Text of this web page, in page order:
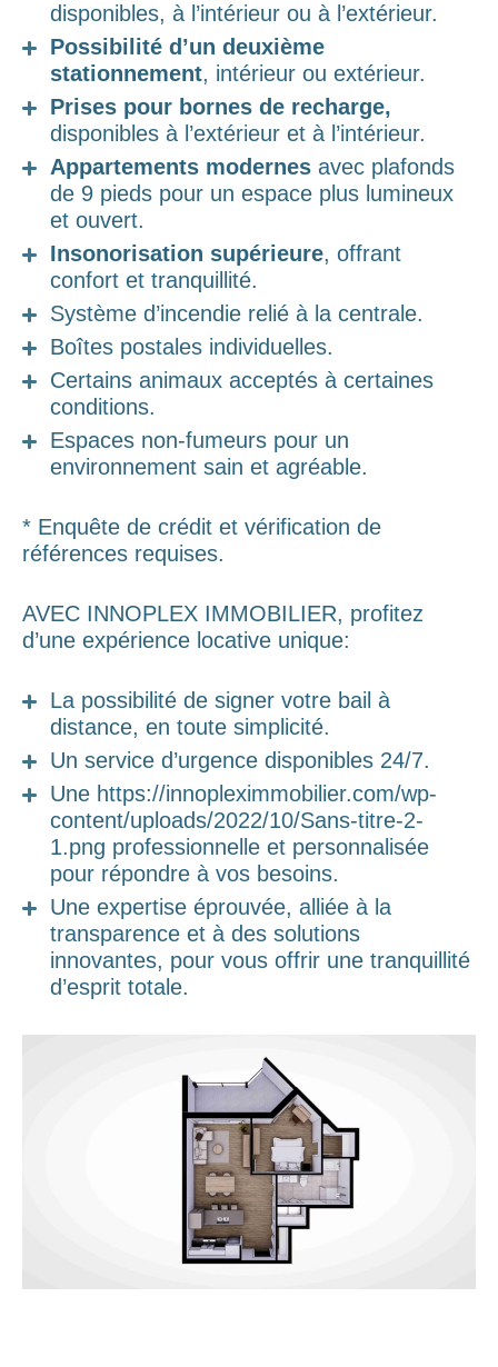
disponibles, à l’intérieur ou à l’extérieur.
Possibilité d’un deuxième
stationnement, intérieur ou extérieur.
Prises pour bornes de recharge,
disponibles à l’extérieur et à l’intérieur.
Appartements modernes avec plafonds
de 9 pieds pour un espace plus lumineux
et ouvert.
Insonorisation supérieure, offrant
confort et tranquillité.
Système d’incendie relié à la centrale.
Boîtes postales individuelles.
Certains animaux acceptés à certaines
conditions.
Espaces non-fumeurs pour un
environnement sain et agréable.
* Enquête de crédit et vérification de
références requises.
AVEC INNOPLEX IMMOBILIER, profitez
d’une expérience locative unique:
La possibilité de signer votre bail à
distance, en toute simplicité.
Un service d’urgence disponibles 24/7.
Une https://innopleximmobilier.com/wp-
content/uploads/2022/10/Sans-titre-2-
1.png professionnelle et personnalisée
pour répondre à vos besoins.
Une expertise éprouvée, alliée à la
transparence et à des solutions
innovantes, pour vous offrir une tranquillité
d’esprit totale.